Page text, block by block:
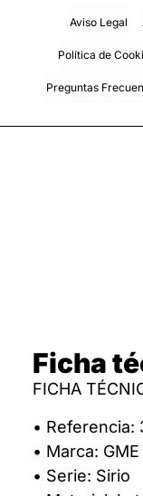
Aviso Legal
Política de
Preguntas
Ficha
FICHA
• Referencia:
• Marca: GME
• Serie: Sirio